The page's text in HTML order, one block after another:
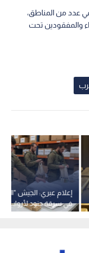
عدد من المناطق،
والمفقودين تحت
إعلام عبري: الجيش
في سرقة جنود لأرواب
ونعال من فندق بلبنان